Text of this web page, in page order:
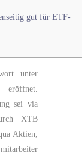
gut für ETF-
unter
eröffnet.
sei via
XTB
Aktien,